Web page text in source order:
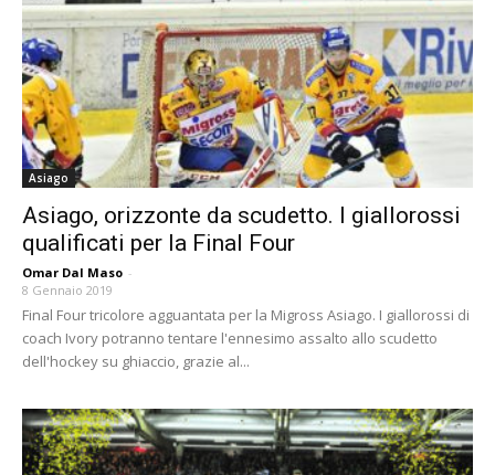
Asiago
Asiago, orizzonte da scudetto. I giallorossi
qualificati per la Final Four
Omar Dal Maso -
8 Gennaio 2019
Final Four tricolore agguantata per la Migross Asiago. I giallorossi di
coach Ivory potranno tentare l'ennesimo assalto allo scudetto
dell'hockey su ghiaccio, grazie al...